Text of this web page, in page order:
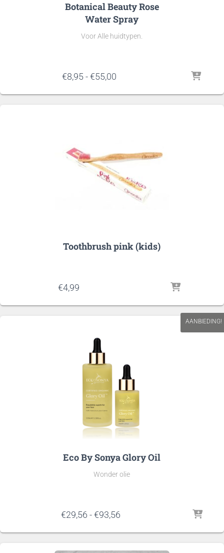
Botanical Beauty Rose
Water Spray
Voor Alle huidtypen.
€8,95-€55,00
tot
Toothbrush pink (kids)
€4,99
AANBIEDING!
Eco By Sonya Glory Oil
Wonder olie
€29,56 -€93,56
tot